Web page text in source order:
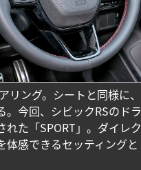
リング。シートと同様に、
。今回、シビックRSのドラ
れた「SPORT」。ダイレク
体感できるセッティングと